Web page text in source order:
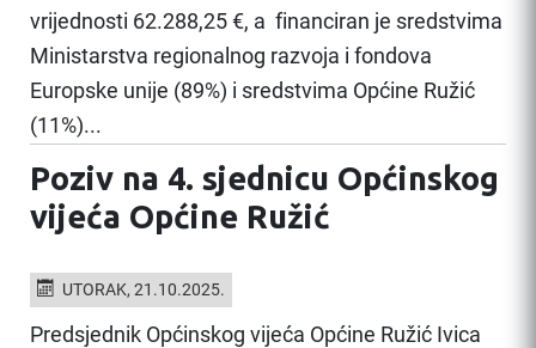
vrijednosti 62.288,25 €, a financiran je sredstvima
Ministarstva regionalnog razvoja i fondova
Europske unije (89%) i sredstvima Općine Ružić
(11%)...
Poziv na 4. sjednicu Općinskog
vijeća Općine Ružić
UTORAK, 21.10.2025.
Predsjednik Općinskog vijeća Općine Ružić Ivica